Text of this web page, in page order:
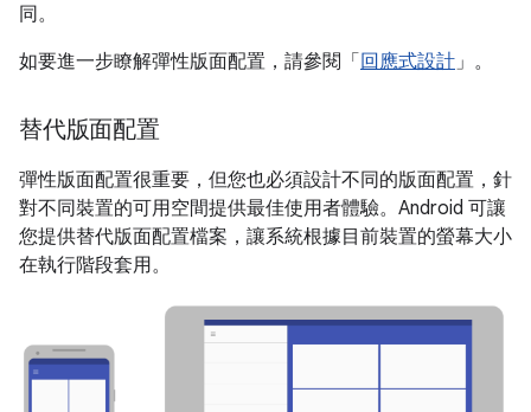
同。
如要進一步瞭解彈性版面配置，請參閱「 回應式設計」。
替代版面配置
彈性版面配置很重要，但您也必須設計不同的版面配置，針
對不同裝置的可用空間提供最佳使用者體驗。Android 可讓
您提供替代版面配置檔案，讓系統根據目前裝置的螢幕大小
在執行階段套用。